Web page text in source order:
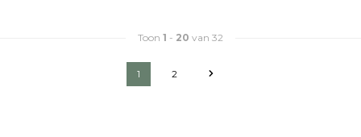
Toon 1 - 20 van 32
1 2